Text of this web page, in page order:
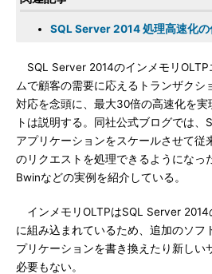
SQL Server 2014 処理高速化の
SQL Server 2014のインメモリOLTP
ムで顧客の需要に応えるトランザクシ
対応を念頭に、最大30倍の高速化を実
トは説明する。同社公式ブログでは、
アプリケーションをスケールさせて従
のリクエストを処理できるようになっ
Bwinなどの実例を紹介している。
インメモリOLTPはSQL Server
に組み込まれているため、追加のソフ
プリケーションを書き換えたり新しい
必要もない。